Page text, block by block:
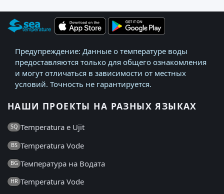
Предупреждение: Данные о температуре воды
предоставляются только для общего ознакомления
и могут отличаться в зависимости от местных
условий. Точность не гарантируется.
НАШИ ПРОЕКТЫ НА РАЗНЫХ ЯЗЫКАХ
SQ Temperatura e Ujit
BS Temperatura Vode
BG Температура на Водата
HR Temperatura Vode